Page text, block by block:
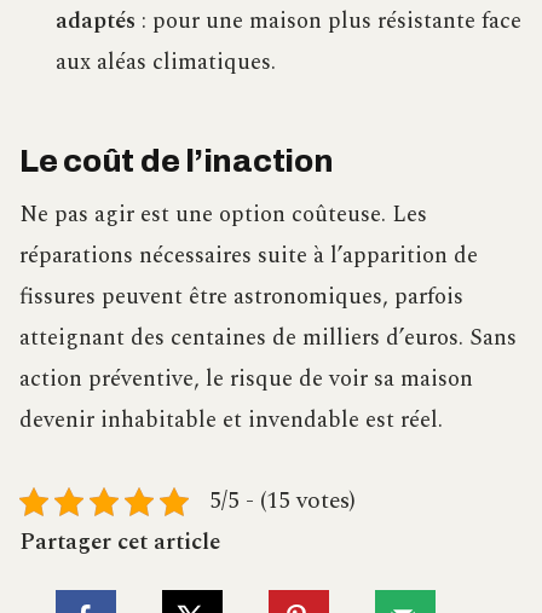
adaptés : pour une maison plus résistante face
aux aléas climatiques.
Le coût de l’inaction
Ne pas agir est une option coûteuse. Les
réparations nécessaires suite à l’apparition de
fissures peuvent être astronomiques, parfois
atteignant des centaines de milliers d’euros. Sans
action préventive, le risque de voir sa maison
devenir inhabitable et invendable est réel.
5/5 - (15 votes)
Partager cet article